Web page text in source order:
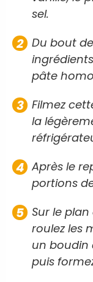
sel.
Du bout
pâte
Filmez
la
Après le
portions
Sur le
roulez les
un boudin
puis